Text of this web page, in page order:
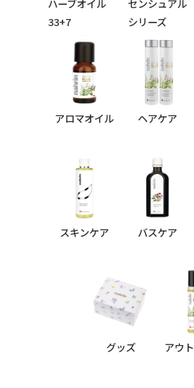
ハーブオイル
33+7
シリーズ
センシュアル
シリーズ
アロマオイル ヘアケア
スキンケア バスケア
グッズ アウ